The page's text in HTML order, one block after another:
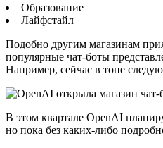
Образование
Лайфстайл
Подобно другим магазинам
популярные чат-боты
Например, сейчас в топе
В этом квартале OpenAI
но пока без каких-либо